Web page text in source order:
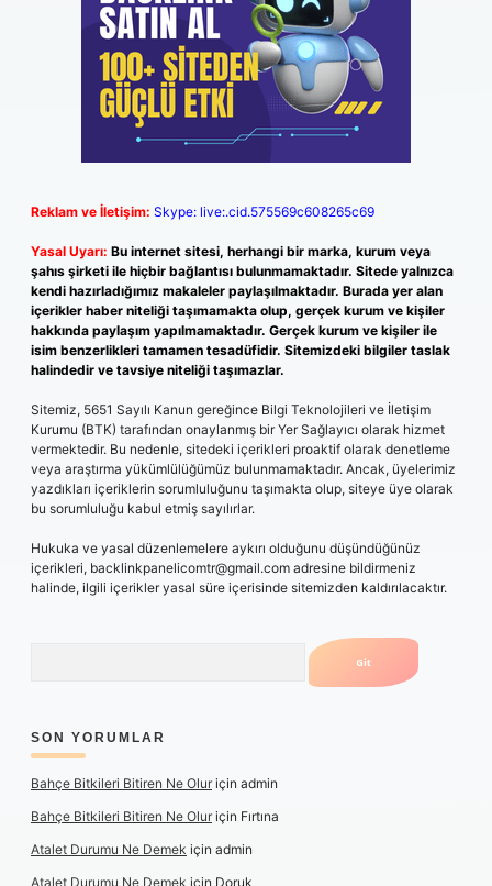
Reklam ve İletişim: Skype: live:.cid.575569c608265c69
Yasal Uyarı: Bu internet sitesi, herhangi bir marka, kurum veya
şahıs şirketi ile hiçbir bağlantısı bulunmamaktadır. Sitede yalnızca
kendi hazırladığımız makaleler paylaşılmaktadır. Burada yer alan
içerikler haber niteliği taşımamakta olup, gerçek kurum ve kişiler
hakkında paylaşım yapılmamaktadır. Gerçek kurum ve kişiler ile
isim benzerlikleri tamamen tesadüfidir. Sitemizdeki bilgiler taslak
halindedir ve tavsiye niteliği taşımazlar.
Sitemiz, 5651 Sayılı Kanun gereğince Bilgi Teknolojileri ve İletişim
Kurumu (BTK) tarafından onaylanmış bir Yer Sağlayıcı olarak hizmet
vermektedir. Bu nedenle, sitedeki içerikleri proaktif olarak denetleme
veya araştırma yükümlülüğümüz bulunmamaktadır. Ancak, üyelerimiz
yazdıkları içeriklerin sorumluluğunu taşımakta olup, siteye üye olarak
bu sorumluluğu kabul etmiş sayılırlar.
Hukuka ve yasal düzenlemelere aykırı olduğunu düşündüğünüz
içerikleri, backlinkpanelicomtr@gmail.com adresine bildirmeniz
halinde, ilgili içerikler yasal süre içerisinde sitemizden kaldırılacaktır.
SON YORUMLAR
Bahçe Bitkileri Bitiren Ne Oluriçin admin
Bahçe Bitkileri Bitiren Ne Oluriçin Fırtına
Atalet Durumu Ne Demek için admin
Atalet Durumu Ne Demek için Doruk